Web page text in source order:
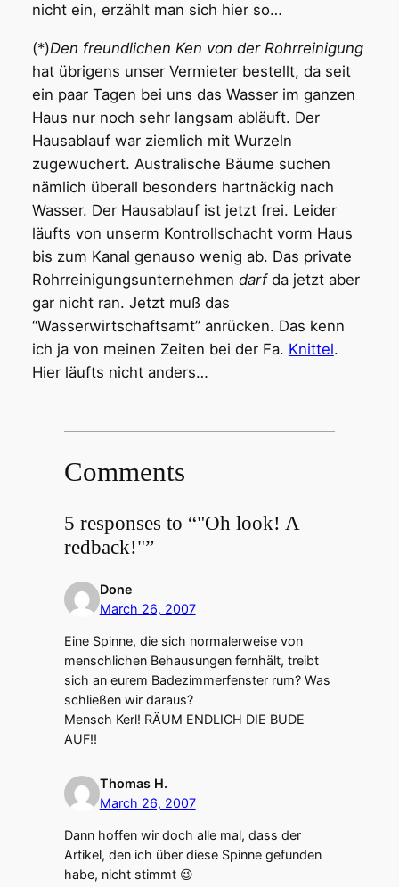
nicht ein, erzählt man sich hier so…
(*)Den freundlichen Ken von der Rohrreinigung
hat übrigens unser Vermieter bestellt, da seit
ein paar Tagen bei uns das Wasser im ganzen
Haus nur noch sehr langsam abläuft. Der
Hausablauf war ziemlich mit Wurzeln
zugewuchert. Australische Bäume suchen
nämlich überall besonders hartnäckig nach
Wasser. Der Hausablauf ist jetzt frei. Leider
läufts von unserm Kontrollschacht vorm Haus
bis zum Kanal genauso wenig ab. Das private
Rohrreinigungsunternehmen darfda jetzt aber
gar nicht ran. Jetzt muß das
“Wasserwirtschaftsamt” anrücken. Das kenn
ich ja von meinen Zeiten bei der Fa. Knittel.
Hier läufts nicht anders…
Comments
5 responses to “"Oh look! A
redback!"”
Done
March 26, 2007
Eine Spinne, die sich normalerweise von
menschlichen Behausungen fernhält, treibt
sich an eurem Badezimmerfenster rum? Was
schließen wir daraus?
Mensch Kerl! RÄUM ENDLICH DIE BUDE
AUF!!
Thomas H.
March 26, 2007
Dann hoffen wir doch alle mal, dass der
Artikel, den ich über diese Spinne gefunden
habe, nicht stimmt 😉